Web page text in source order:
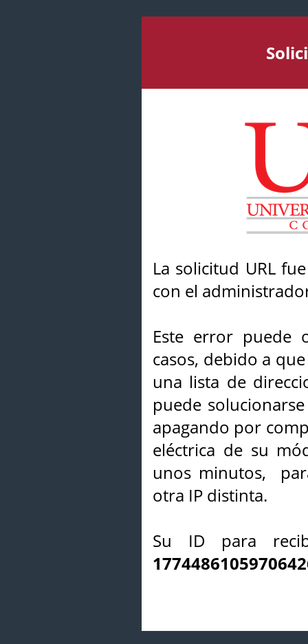
La solicitud URL
con el
Este error puede
casos, debido a
una lista de
puede
apagando por
eléctrica de su
unos minutos,
otra IP distinta.
Su ID para